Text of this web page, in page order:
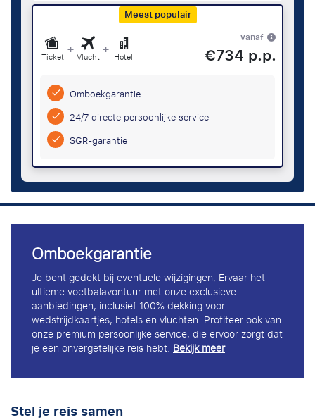
Meest populair
Ticket + Vlucht + Hotel
vanaf
€734 p.p.
Omboekgarantie
24/7 directe persoonlijke service
SGR-garantie
Omboekgarantie
Je bent gedekt bij eventuele wijzigingen, Ervaar het
ultieme voetbalavontuur met onze exclusieve
aanbiedingen, inclusief 100% dekking voor
wedstrijdkaartjes, hotels en vluchten. Profiteer ook van
onze premium persoonlijke service, die ervoor zorgt dat
je een onvergetelijke reis hebt.Bekijk meer
Stel je reis samen